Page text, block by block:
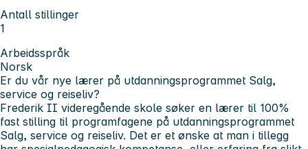
Antall stillinger
1
Arbeidsspråk
Norsk
Er du vår nye lærer på utdanningsprogrammet Salg,
service og reiseliv?
Frederik II videregående skole søker en lærer til 100%
fast stilling til programfagene på utdanningsprogrammet
Salg, service og reiseliv. Det er et ønske at man i tillegg